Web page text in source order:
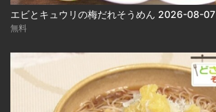
エビとキュウリの梅だれそうめん 2026-08-07
無料